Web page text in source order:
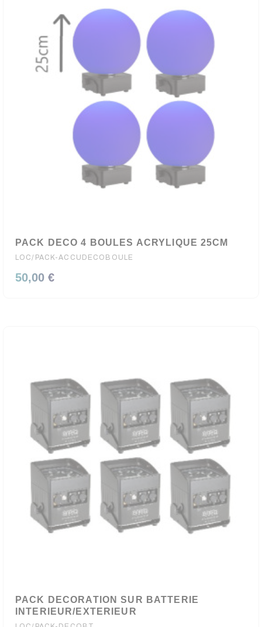
PACK DECO 4 BOULES ACRYLIQUE 25CM
LOC/PACK-ACCUDECOBOULE
50,00 €
PACK DECORATION SUR BATTERIE
INTERIEUR/EXTERIEUR